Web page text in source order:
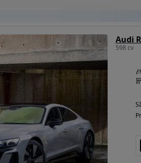
Audi
598 cv